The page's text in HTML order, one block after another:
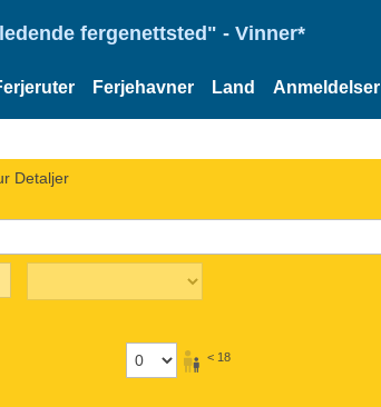
fergenettsted" - Vinner*
Ferjehavner Land Anmeldelser
Detaljer
< 18